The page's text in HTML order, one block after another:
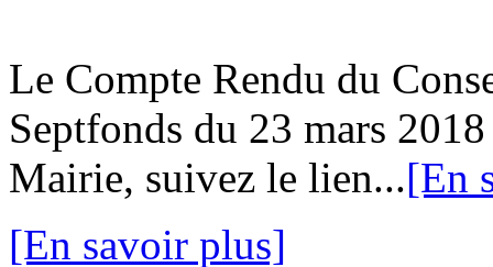
Le Compte Rendu du
Septfonds du 23 mars
Mairie, suivez le lien...[En
[En savoir plus]